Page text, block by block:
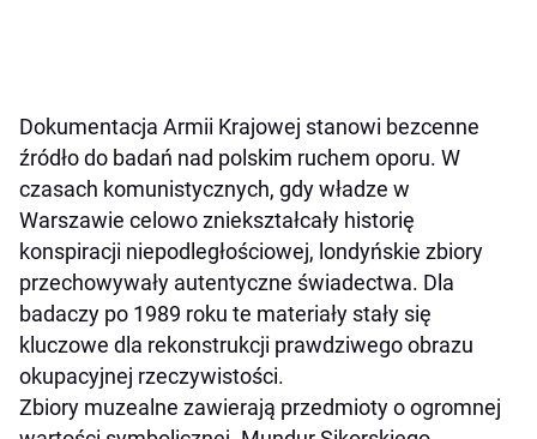
Dokumentacja Armii Krajowej stanowi bezcenne
źródło do badań nad polskim ruchem oporu. W
czasach komunistycznych, gdy władze w
Warszawie celowo zniekształcały historię
konspiracji niepodległościowej, londyńskie zbiory
przechowywały autentyczne świadectwa. Dla
badaczy po 1989 roku te materiały stały się
kluczowe dla rekonstrukcji prawdziwego obrazu
okupacyjnej rzeczywistości.
Zbiory muzealne zawierają przedmioty o ogromnej